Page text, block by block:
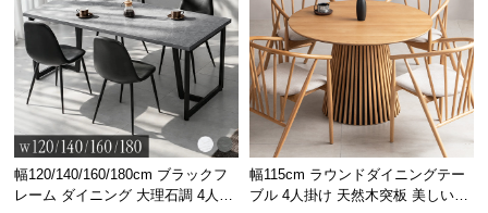
証
つ
い
て
会
員
幅120/140/160/180cm ブラックフ
レーム ダイニング 大理石調 4人掛
幅115cm ラウンドダイニングテー
ブル 4人掛け 天然木突板 美しい格